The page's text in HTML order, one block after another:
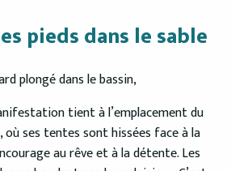
pieds dans le sable
plongé dans le bassin,
tient à l’emplacement du
où ses tentes sont hissées face à la
au rêve et à la détente. Les